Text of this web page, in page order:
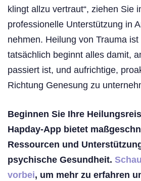
klingt allzu vertraut“, ziehen Sie
professionelle Unterstützung in
nehmen. Heilung von Trauma
tatsächlich beginnt alles damit,
passiert ist, und aufrichtige,
Richtung Genesung zu
Beginnen Sie Ihre
Hapday-App bietet
Ressourcen und
psychische Gesundheit.
vorbei, um mehr zu erfahren